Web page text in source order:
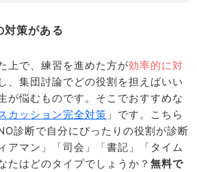
対策がある
上で、練習を進めた方が効率的に対
、集団討論でどの役割を担えばいい
が悩むものです。そこでおすすめな
カッション完全対策 」です。こちら
診断で自分にぴったりの役割が診断
アマン」「司会」「書記」「タイム
たはどのタイプでしょうか？ 無料で